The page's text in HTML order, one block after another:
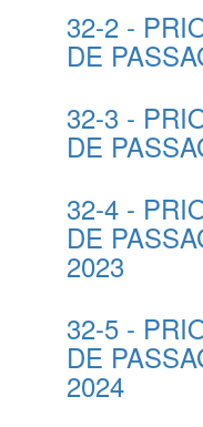
32-2 -
DE
32-3 -
DE
32-4 -
DE
2023
32-5 -
DE
2024